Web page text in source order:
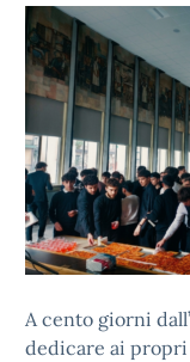
A cento giorni
dedicare ai